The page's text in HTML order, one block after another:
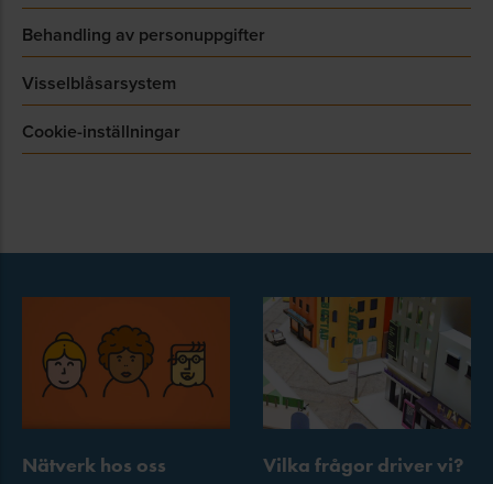
Behandling av personuppgifter
Visselblåsarsystem
Cookie-inställningar
Nätverk hos oss
Vilka frågor driver vi?